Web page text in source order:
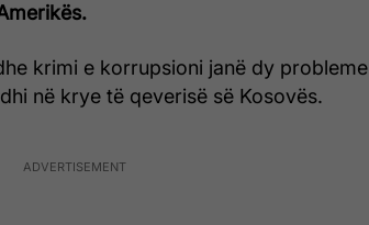
krimi e korrupsioni janë dy probleme
në krye të qeverisë së Kosovës.